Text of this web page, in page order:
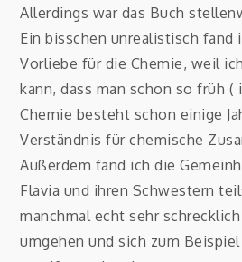
Allerdings war das Buch
Ein bisschen unrealistisch fand
Vorliebe für die Chemie, weil
kann, dass man schon so früh (
Chemie besteht schon einige
Verständnis für chemische
Außerdem fand ich die
Flavia und ihren Schwestern
manchmal echt sehr
umgehen und sich zum